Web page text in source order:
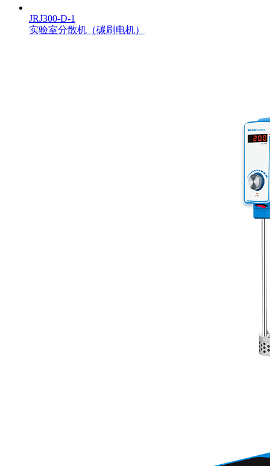
JRJ300-D-1
实验室分散机（碳刷电机）